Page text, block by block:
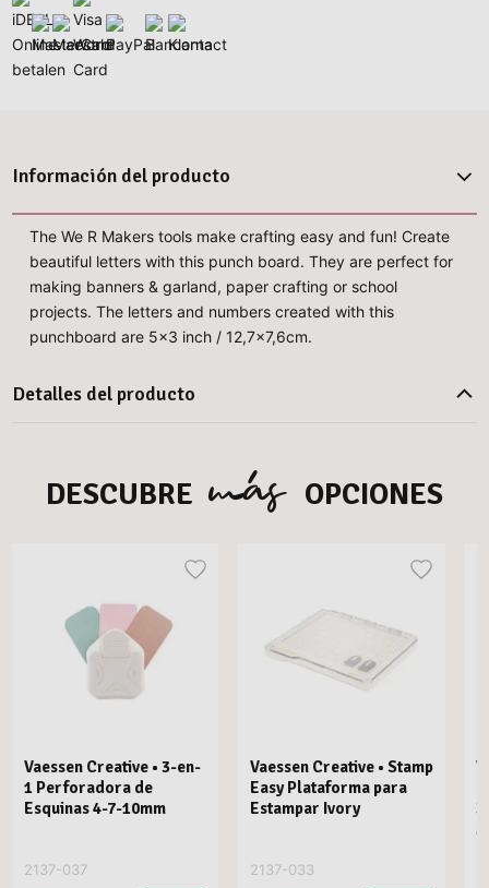
Información del producto
The We R Makers tools make crafting easy and fun! Create
beautiful letters with this punch board. They are perfect for
making banners & garland, paper crafting or school
projects. The letters and numbers created with this
punchboard are 5x3 inch / 12,7x7,6cm.
Detalles del producto
DESCUBRE más OPCIONES
Vaessen Creative • 3-en-
1 Perforadora de
Esquinas 4-7-10mm
2137-037
Vaessen Creative • Stamp
Easy Plataforma para
Estampar Ivory
2137-033